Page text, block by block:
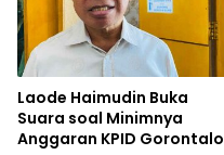
Laode Haimudin Buka
Suara soal Minimnya
Anggaran KPID Gorontalo